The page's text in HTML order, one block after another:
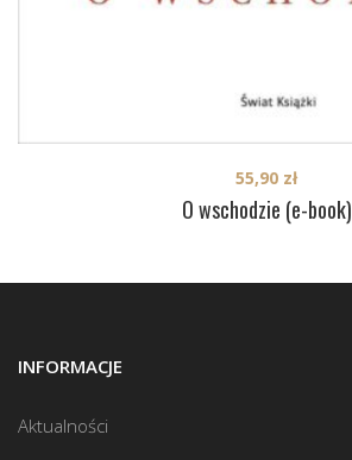
O wschodzie (e-book)
55,90 zł
INFORMACJE
Aktualności